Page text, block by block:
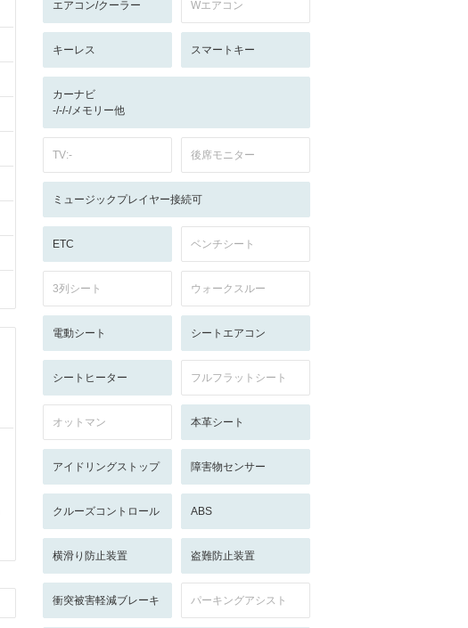
エアコン/クーラー Wエアコン
キーレス スマートキー
カーナビ
-/-/-/メモリー他
TV:- 後席モニター
ミュージックプレイヤー接続可
ETC ベンチシート
3列シート ウォークスルー
電動シート シートエアコン
シートヒーター フルフラットシート
オットマン 本革シート
アイドリングストップ 障害物センサー
クルーズコントロール ABS
横滑り防止装置 盗難防止装置
衝突被害軽減ブレーキ パーキングアシスト